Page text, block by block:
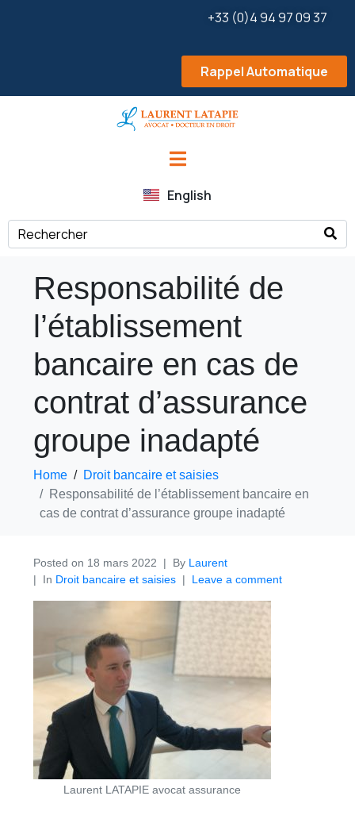
+33 (0)4 94 97 09 37
Rappel Automatique
English
Responsabilité de
l’établissement
bancaire en cas de
contrat d’assurance
groupe inadapté
Home
Droit bancaire et saisies
Responsabilité de l’établissement bancaire en
cas de contrat d’assurance groupe inadapté
Posted on 18 mars 2022 By Laurent
In Droit bancaire et saisies Leave a comment
Laurent LATAPIE avocat assurance